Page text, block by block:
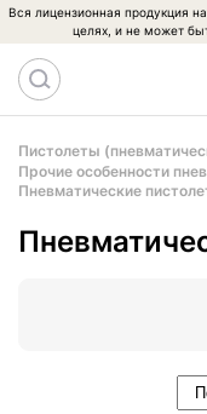
Вся лицензионная продукция
целях, и не может
Пистолеты
Прочие особенности
Пневматические